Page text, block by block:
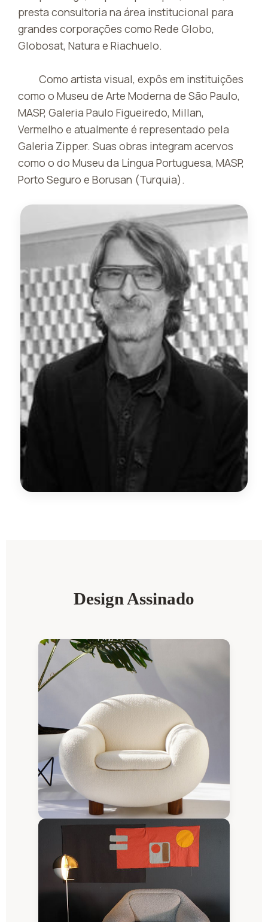
presta consultoria na área institucional para
grandes corporações como Rede Globo,
Globosat, Natura e Riachuelo.
Como artista visual, expôs em instituições
como o Museu de Arte Moderna de São Paulo,
MASP, Galeria Paulo Figueiredo, Millan,
Vermelho e atualmente é representado pela
Galeria Zipper. Suas obras integram acervos
como o do Museu da Língua Portuguesa, MASP,
Porto Seguro e Borusan (Turquia).
Design Assinado